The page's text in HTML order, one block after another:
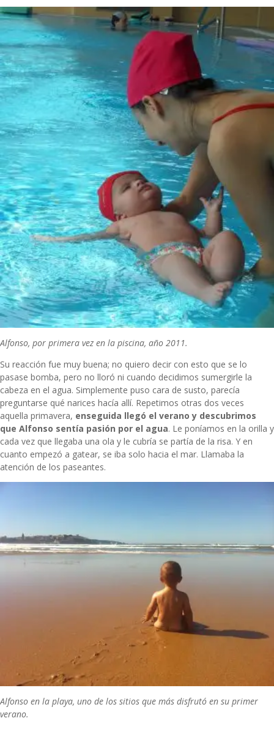
Alfonso, por primera vez en la piscina, año 2011.
Su reacción fue muy buena; no quiero decir con esto que se lo
pasase bomba, pero no lloró ni cuando decidimos sumergirle la
cabeza en el agua. Simplemente puso cara de susto, parecía
preguntarse qué narices hacía allí. Repetimos otras dos veces
aquella primavera, enseguida llegó el verano y descubrimos
que Alfonso sentía pasión por el agua. Le poníamos en la orilla y
cada vez que llegaba una ola y le cubría se partía de la risa. Y en
cuanto empezó a gatear, se iba solo hacia el mar. Llamaba la
atención de los paseantes.
Alfonso en la playa, uno de los sitios que más disfrutó en su primer
verano.